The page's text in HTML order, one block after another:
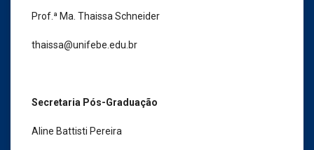
Prof.ª Ma. Thaissa Schneider
thaissa@unifebe.edu.br
Secretaria Pós-Graduação
Aline Battisti Pereira